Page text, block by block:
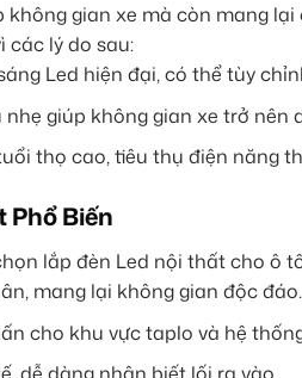
không gian xe mà còn mang
các lý do sau:
Led hiện đại, có thể tùy
giúp không gian xe trở nên
thọ cao, tiêu thụ điện năng
Phổ Biến
lắp đèn Led nội thất cho ô
mang lại không gian độc đáo.
cho khu vực taplo và hệ